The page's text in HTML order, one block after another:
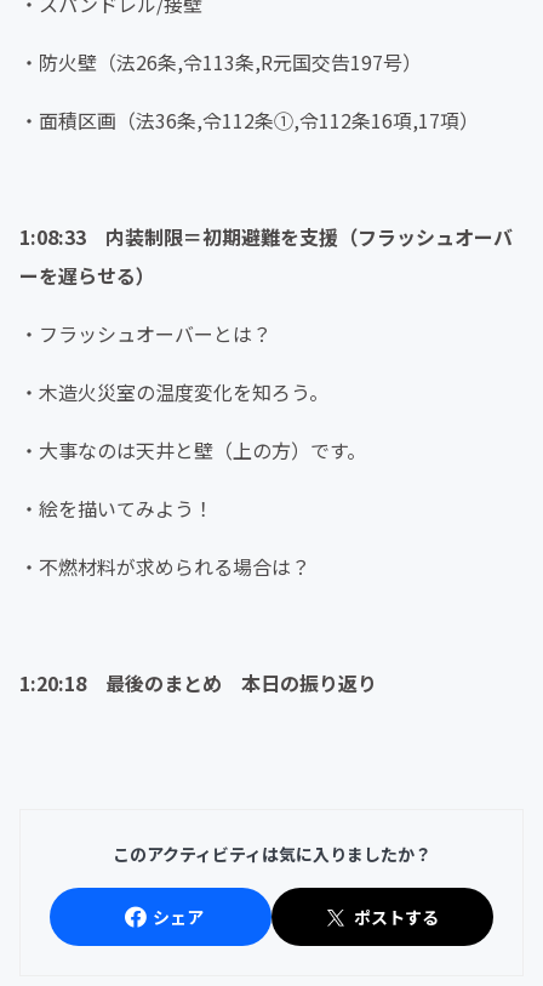
・防火壁（法26条,令113条,R元国交告197号）
・面積区画（法36条,令112条①,令112条16項,17項）
1:08:33 内装制限＝初期避難を支援（フラッシュオーバ
ーを遅らせる）
・フラッシュオーバーとは？
・木造火災室の温度変化を知ろう。
・大事なのは天井と壁（上の方）です。
・絵を描いてみよう！
・不燃材料が求められる場合は？
1:20:18 最後のまとめ 本日の振り返り
このアクティビティは気に入りましたか？
シェア ポストする